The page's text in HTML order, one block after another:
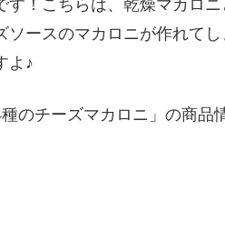
！こちらは、乾燥マカロ
ースのマカロニが作れて
よ♪
のチーズマカロニ」の商品